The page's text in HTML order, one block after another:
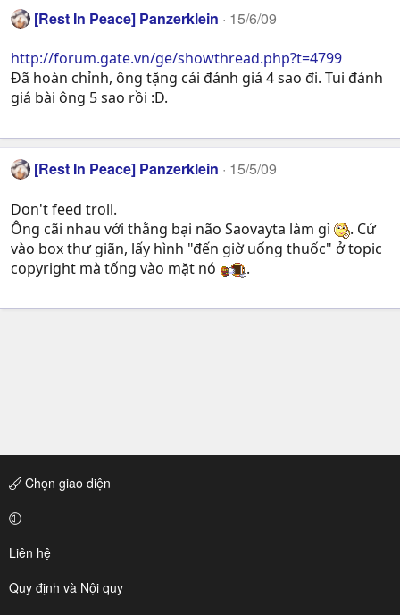
[Rest In Peace] Panzerklein 15/6/09
http://forum.gate.vn/ge/showthread.php?t=4799
Đã hoàn chỉnh, ông tặng cái đánh giá 4 sao đi. Tui đánh
giá bài ông 5 sao rồi :D.
[Rest In Peace] Panzerklein 15/5/09
Don't feed troll.
Ông cãi nhau với thằng bại não Saovayta làm gì
. Cứ
vào box thư giãn, lấy hình "đến giờ uống thuốc" ở topic
copyright mà tống vào mặt nó
.
Chọn giao diện
Liên hệ
Quy định và Nội quy